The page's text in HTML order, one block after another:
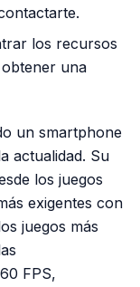
los recursos
una
un smartphone
actualidad. Su
los juegos
exigentes con
juegos más
FPS,